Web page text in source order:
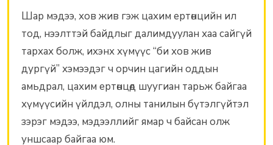
Шар мэдээ, хов жив гэж цахим ертөнцийн ил
тод, нээлттэй байдлыг далимдуулан хаа сайгүй
тархах болж, ихэнх хүмүүс “би хов жив
дургүй” хэмээдэг ч орчин цагийн оддын
амьдрал, цахим ертөнцөд шуугиан тарьж байгаа
хүмүүсийн үйлдэл, олны танилын бүтэлгүйтэл
зэрэг мэдээ, мэдээллийг ямар ч байсан олж
уншсаар байгаа юм.